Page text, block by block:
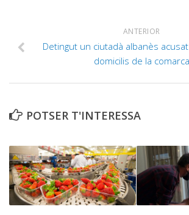
ANTERIOR
Detingut un ciutadà albanès
domicilis de la comarca
POTSER T'INTERESSA